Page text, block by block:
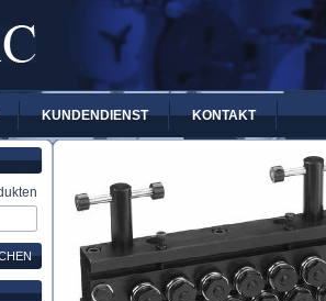
KUNDENDIENST KONTAKT